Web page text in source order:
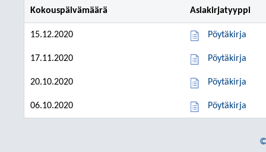
Kokouspäivämäärä Asiakirjatyyppi
15.12.2020 Pöytäkirja
17.11.2020 Pöytäkirja
20.10.2020 Pöytäkirja
06.10.2020 Pöytäkirja